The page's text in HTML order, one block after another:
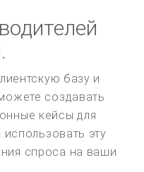
базу и
создавать
кейсы для
эту
спроса на ваши